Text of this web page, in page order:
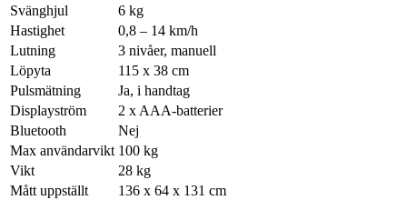
Svänghjul
6 kg
Hastighet
0,8 – 14 km/h
Lutning
3 nivåer, manuell
Löpyta
115 x 38 cm
Pulsmätning
Ja, i handtag
Displayström
2 x AAA-batterier
Bluetooth
Nej
Max användarvikt 100 kg
Vikt
28 kg
Mått uppställt
136 x 64 x 131 cm